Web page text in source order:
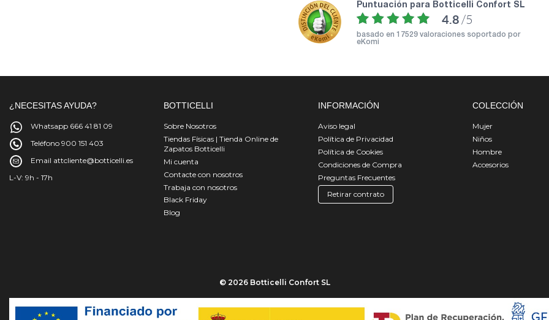
puntuación para Botticelli Confort SL
4.8 /5
basado en 17529 valoraciones soportado por
eKomi
¿NECESITAS AYUDA?
Whatsapp 666 41 81 09
Teléfono 900 151 403
Email attcliente@botticelli.es
L-V: 9h - 17h
BOTTICELLI
Sobre Nosotros
Tiendas Físicas | Tienda Online de
Zapatos Botticelli
Mi cuenta
Contacte con nosotros
Trabaja con nosotros
Black Friday
Blog
INFORMACIÓN
Aviso legal
Política de Privacidad
Política de Cookies
Condiciones de Compra
Preguntas Frecuentes
Retirar contrato
COLECCIÓN
Mujer
Niños
Hombre
Accesorios
© 2026 Botticelli Confort SL